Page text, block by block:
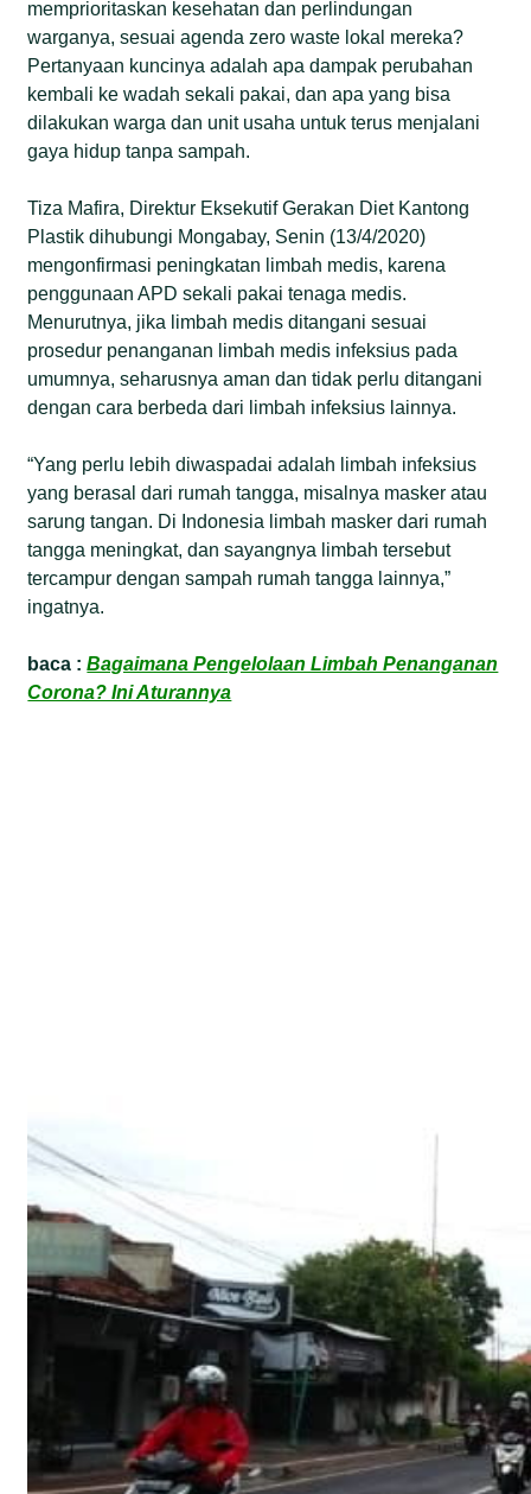
memprioritaskan kesehatan dan perlindungan
warganya, sesuai agenda zero waste lokal mereka?
Pertanyaan kuncinya adalah apa dampak perubahan
kembali ke wadah sekali pakai, dan apa yang bisa
dilakukan warga dan unit usaha untuk terus menjalani
gaya hidup tanpa sampah.
Tiza Mafira, Direktur Eksekutif Gerakan Diet Kantong
Plastik dihubungi Mongabay, Senin (13/4/2020)
mengonfirmasi peningkatan limbah medis, karena
penggunaan APD sekali pakai tenaga medis.
Menurutnya, jika limbah medis ditangani sesuai
prosedur penanganan limbah medis infeksius pada
umumnya, seharusnya aman dan tidak perlu ditangani
dengan cara berbeda dari limbah infeksius lainnya.
“Yang perlu lebih diwaspadai adalah limbah infeksius
yang berasal dari rumah tangga, misalnya masker atau
sarung tangan. Di Indonesia limbah masker dari rumah
tangga meningkat, dan sayangnya limbah tersebut
tercampur dengan sampah rumah tangga lainnya,”
ingatnya.
baca :Bagaimana Pengelolaan Limbah Penanganan
Corona? Ini Aturannya